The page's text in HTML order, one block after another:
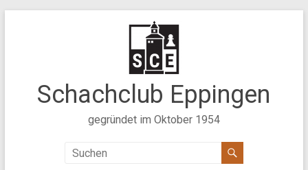
Schachclub Eppingen
gegründet im Oktober 1954